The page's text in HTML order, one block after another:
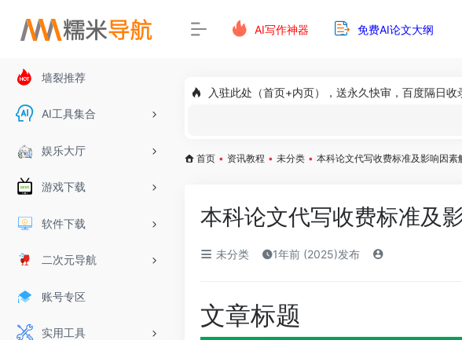
墙裂推荐
AI工具集合
娱乐大厅
游戏下载
软件下载
二次元导航
账号专区
实用工具
AI写作神器 免费AI论文大纲
入驻此处（首页+内页），送永久快审，百度隔日收
首页 • 资讯教程 • 未分类 • 本科论文代写收费标准及影响因素
本科论文代写收费标准及
未分类 1年前 (2025)发布
文章标题